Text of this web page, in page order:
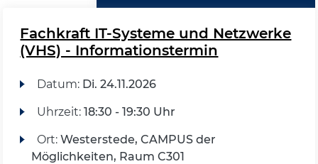
Fachkraft IT-Systeme und Netzwerke
(VHS) - Informationstermin
Datum: Di. 24.11.2026
Uhrzeit: 18:30 - 19:30 Uhr
Ort: Westerstede, CAMPUS der
Möglichkeiten, Raum C301